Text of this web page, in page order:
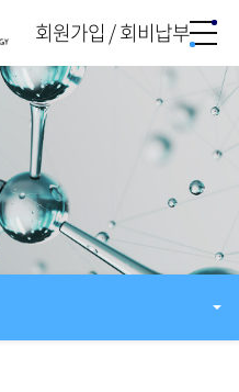
회원가입 / 회비납부